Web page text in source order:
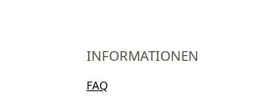
INFORMATIONEN
FAQ